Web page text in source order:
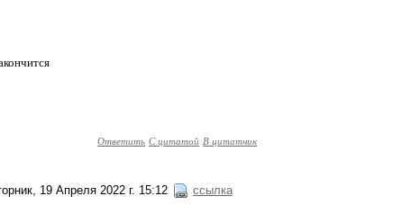
Ответить С цитатой В цитатник
19 Апреля 2022 г. 15:12 ссылка